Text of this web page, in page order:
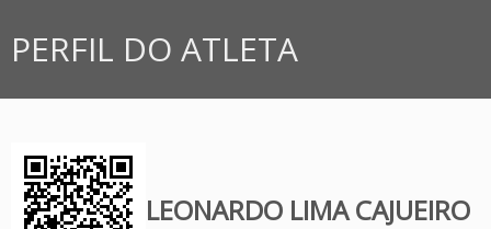
PERFIL DO ATLETA
LEONARDO LIMA CAJUEIRO